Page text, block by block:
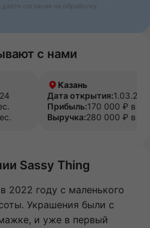
согласие на обработку
с нами
Казань
Дата открытия:
Прибыль:170 000 ₽ в
Выручка:280 000 ₽ в
Sassy Thing
2022 году с маленького
Украшения были с
и уже в первый